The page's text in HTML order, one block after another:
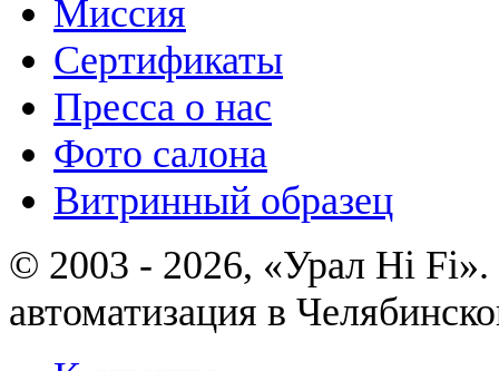
Миссия
Сертификаты
Пресса о нас
Фото салона
Витринный образец
© 2003 - 2026, «Урал Hi
автоматизация в